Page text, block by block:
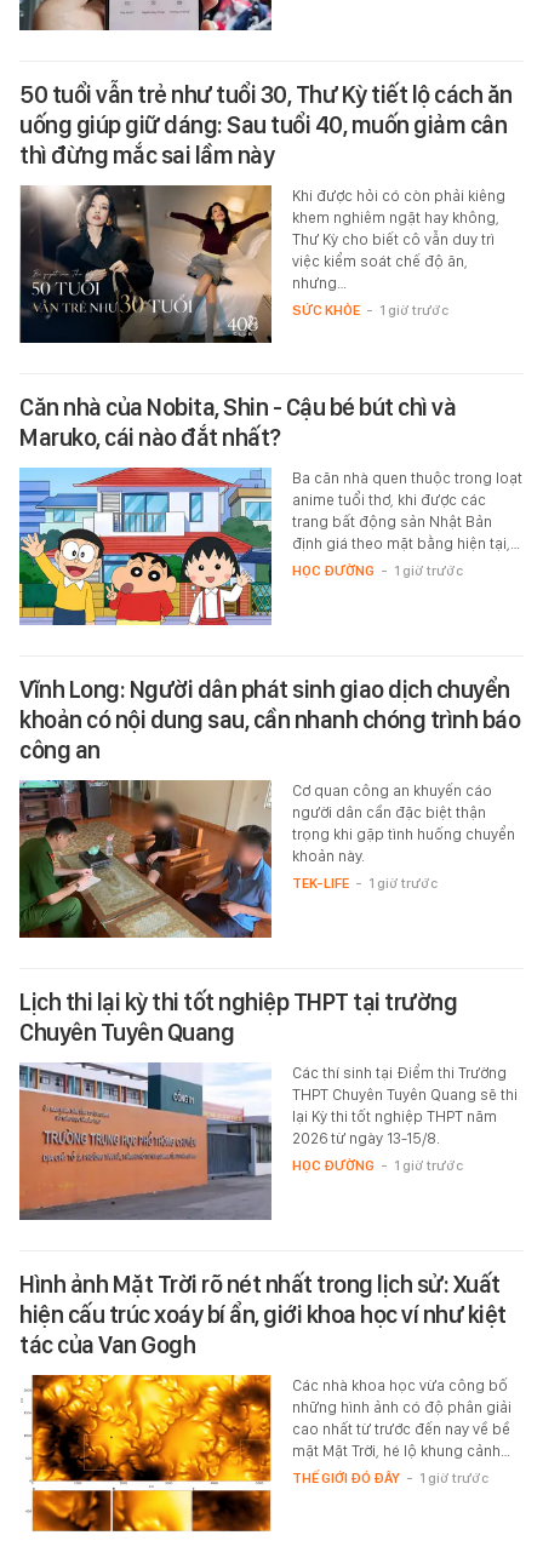
50 tuổi vẫn trẻ như tuổi 30, Thư Kỳ tiết lộ cách ăn
uống giúp giữ dáng: Sau tuổi 40, muốn giảm cân
thì đừng mắc sai lầm này
Khi được hỏi có còn phải kiêng
khem nghiêm ngặt hay không,
Thư Kỳ cho biết cô vẫn duy trì
việc kiểm soát chế độ ăn,
nhưng…
SỨC KHỎE - 1 giờ trước
Căn nhà của Nobita, Shin - Cậu bé bút chì và
Maruko, cái nào đắt nhất?
Ba căn nhà quen thuộc trong loạt
anime tuổi thơ, khi được các
trang bất động sản Nhật Bản
định giá theo mặt bằng hiện tại,…
HỌC ĐƯỜNG - 1 giờ trước
Vĩnh Long: Người dân phát sinh giao dịch chuyển
khoản có nội dung sau, cần nhanh chóng trình báo
công an
Cơ quan công an khuyến cáo
người dân cần đặc biệt thận
trọng khi gặp tình huống chuyển
khoản này.
TEK-LIFE - 1 giờ trước
Lịch thi lại kỳ thi tốt nghiệp THPT tại trường
Chuyên Tuyên Quang
Các thí sinh tại Điểm thi Trường
THPT Chuyên Tuyên Quang sẽ thi
lại Kỳ thi tốt nghiệp THPT năm
2026 từ ngày 13-15/8.
HỌC ĐƯỜNG - 1 giờ trước
Hình ảnh Mặt Trời rõ nét nhất trong lịch sử: Xuất
hiện cấu trúc xoáy bí ẩn, giới khoa học ví như kiệt
tác của Van Gogh
Các nhà khoa học vừa công bố
những hình ảnh có độ phân giải
cao nhất từ trước đến nay về bề
mặt Mặt Trời, hé lộ khung cảnh…
THẾ GIỚI ĐÓ ĐÂY - 1 giờ trước